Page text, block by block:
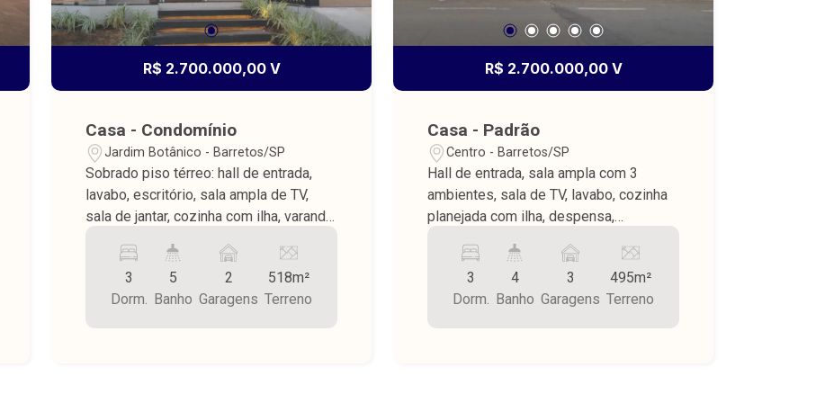
R$ 2.700.000,00 V
Casa - Condomínio
Jardim Botânico - Barretos/SP
Sobrado piso térreo: hall de entrada,
lavabo, escritório, sala ampla de TV,
sala de jantar, cozinha com ilha, varanda
vinil, banheiro externo, lavanderia
coberta, despensa, quintal gramado,
jardim frontal, piso superior: 3 suítes
3
Dorm.
5
Banho
2
Garagens
518m²
Terreno
R$ 2.700.000,00 V
Casa - Padrão
Centro - Barretos/SP
Hall de entrada, sala ampla com 3
ambientes, sala de TV, lavabo, cozinha
planejada com ilha, despensa,
elevador, escada com arquitetura
moderna, mezanino amplo com sacada,
3 suítes todas com sacadas, 2 armários
3
Dorm.
4
Banho
3
Garagens
495m²
Terreno